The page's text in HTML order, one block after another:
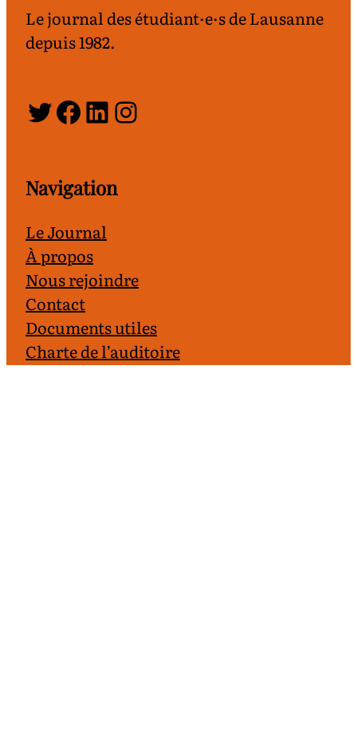
Le journal des étudiant·e·s de Lausanne
depuis 1982.
Twitter
Facebook
LinkedIn
Instagram
Navigation
Le Journal
À propos
Nous rejoindre
Contact
Documents utiles
Charte de l’auditoire